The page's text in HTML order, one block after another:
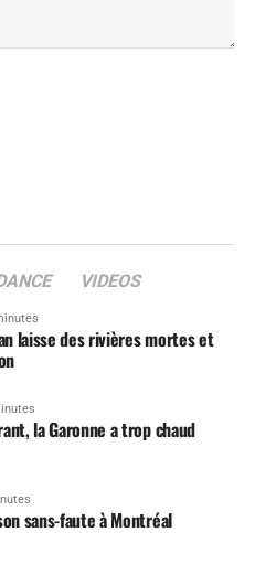
VIDEOS
laisse des rivières mortes et
la Garonne a trop chaud
sans-faute à Montréal